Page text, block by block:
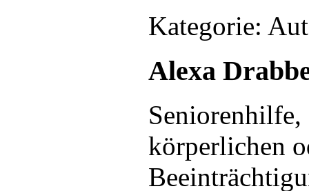
Kategorie:
Alexa
körperlichen